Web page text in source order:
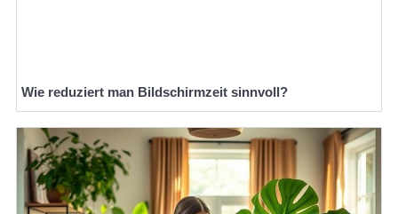
Wie reduziert man Bildschirmzeit sinnvoll?